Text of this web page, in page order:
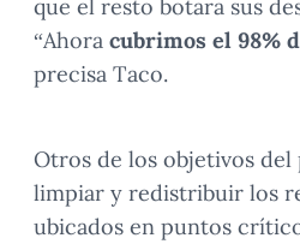
que el resto botara sus
“Ahora cubrimos el 98%
precisa Taco.
Otros de los objetivos del
limpiar y redistribuir los
ubicados en puntos